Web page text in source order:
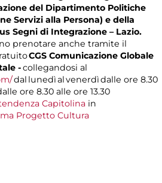
del Dipartimento Politiche
Servizi alla Persona) e della
Segni di Integrazione – Lazio.
prenotare anche tramite il
CGS Comunicazione Globale
-collegandosi al
dal lunedì al venerdì dalle ore 8.30
ore 8.30 alle ore 13.30
Capitolina in
Progetto Cultura